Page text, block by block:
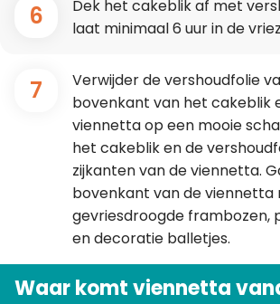
6
Dek het cakeblik af met
laat minimaal 6 uur in de
7
Verwijder de vershoudfolie
bovenkant van het cakeblik
viennetta op een mooie
het cakeblik en de
zijkanten van de viennetta.
bovenkant van de viennetta
gevriesdroogde frambozen,
en decoratie balletjes.
Waar komt viennetta